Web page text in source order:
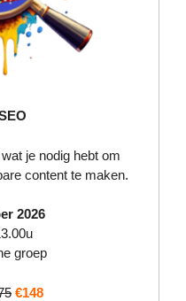
je nodig hebt om
content te maken.
2026
groep
€148